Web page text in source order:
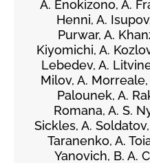
A. Enokizono, A.
Henni, A.
Purwar, A.
Kiyomichi, A.
Lebedev, A.
Milov, A. Morreale,
Palounek, A.
Romana, A. S.
Sickles, A.
Taranenko, A.
Yanovich, B. A.